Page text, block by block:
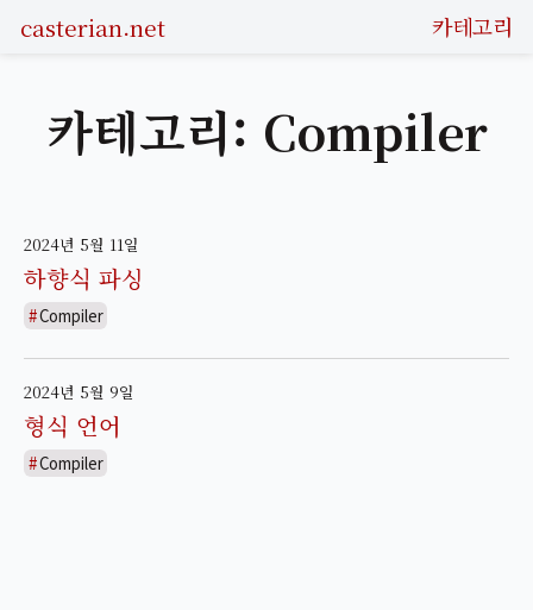
casterian.net 카테고리
카테고리: Compiler
2024년 5월 11일
하향식 파싱
Compiler
2024년 5월 9일
형식 언어
Compiler